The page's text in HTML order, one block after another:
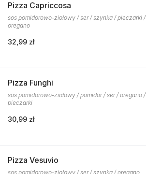
Pizza Capriccosa
sos pomidorowo-ziołowy / ser / szynka / pieczarki /
oregano
32,99 zł
Pizza Funghi
sos pomidorowo-ziołowy / pomidor / ser / oregano /
pieczarki
30,99 zł
Pizza Vesuvio
sos pomidorowo-ziołowy / ser / szynka / oregano